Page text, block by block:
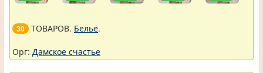
30 ТОВАРОВ. Белье.
Орг: Дамское счастье